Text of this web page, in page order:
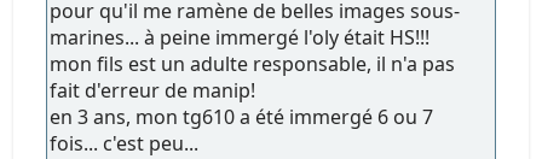
pour qu'il me ramène de belles images sous-
marines... à peine immergé l'oly était HS!!!
mon fils est un adulte responsable, il n'a pas
fait d'erreur de manip!
en 3 ans, mon tg610 a été immergé 6 ou 7
fois... c'est peu...